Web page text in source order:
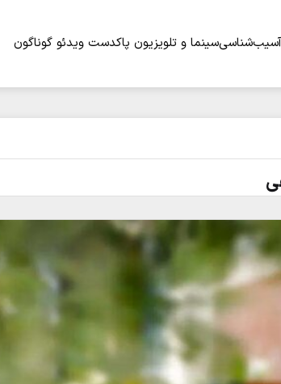
آسیب‌شناسیسینما و تلویزیون پاکدست ویدئو گوناگون